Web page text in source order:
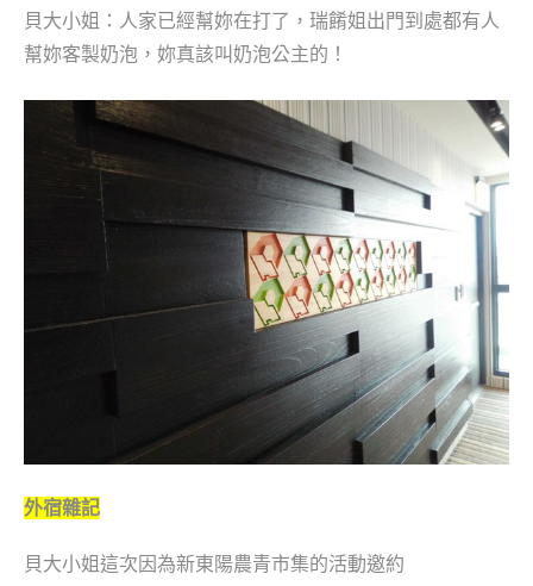
貝大小姐：人家已經幫妳在打了，瑞餚姐出門到處都有人
幫妳客製奶泡，妳真該叫奶泡公主的！
外宿雜記
貝大小姐這次因為新東陽農青市集的活動邀約